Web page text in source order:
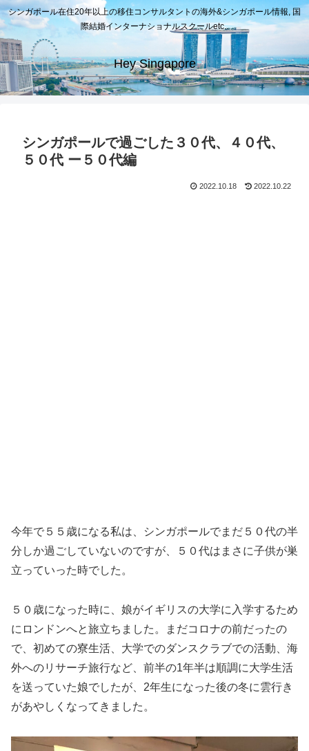
シンガポール在住20年以上の移住コンサルタントの海外&シンガポール情報, 国
際結婚インターナショナルスクールetc..
Hey Singapore
シンガポールで過ごした３０代、４０代、
５０代 ー５０代編
2022.10.18 2022.10.22
今年で５５歳になる私は、シンガポールでまだ５０代の半
分しか過ごしていないのですが、５０代はまさに子供が巣
立っていった時でした。
５０歳になった時に、娘がイギリスの大学に入学するため
にロンドンへと旅立ちました。まだコロナの前だったの
で、初めての寮生活、大学でのダンスクラブでの活動、海
外へのリサーチ旅行など、前半の1年半は順調に大学生活
を送っていた娘でしたが、2年生になった後の冬に雲行き
があやしくなってきました。